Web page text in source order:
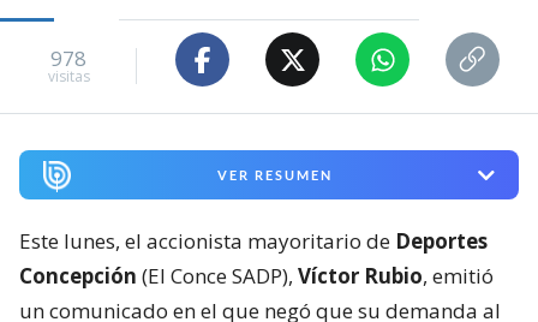
978
visitas
VER RESUMEN
Este lunes, el accionista mayoritario de Deportes
Concepción (El Conce SADP), Víctor Rubio, emitió
un comunicado en el que negó que su demanda al